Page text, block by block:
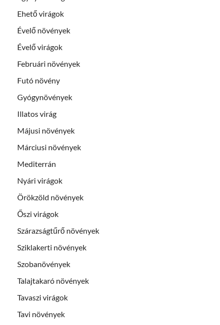
Ehető virágok
Évelő növények
Évelő virágok
Februári növények
Futó növény
Gyógynövények
Illatos virág
Májusi növények
Márciusi növények
Mediterrán
Nyári virágok
Örökzöld növények
Őszi virágok
Szárazságtűrő növények
Sziklakerti növények
Szobanövények
Talajtakaró növények
Tavaszi virágok
Tavi növények